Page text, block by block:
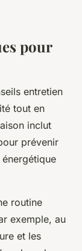
pour
entretien
tout en
inclut
prévenir
routine
exemple, au
et les